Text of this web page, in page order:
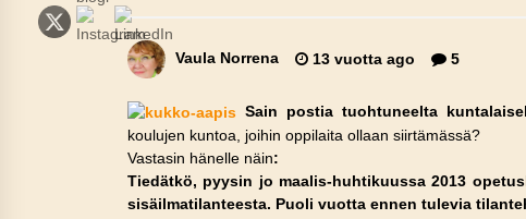
Vaula Norrena 13 vuotta ago 5
Sain postia tuohtuneelta
koulujen kuntoa, joihin oppilaita ollaan siirtämässä?
Vastasin hänelle näin:
Tiedätkö, pyysin jo maalis-huhtikuussa 2013
sisäilmatilanteesta. Puoli vuotta ennen tulevia